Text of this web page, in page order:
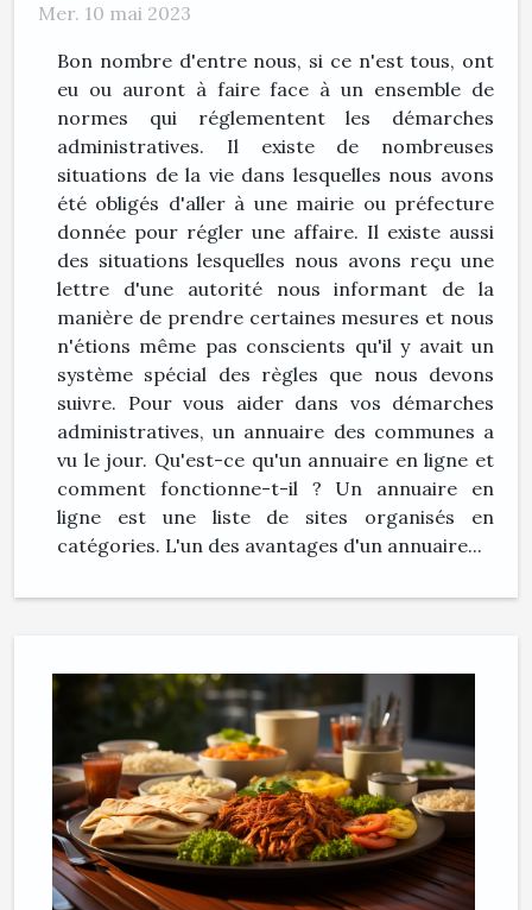
Mer. 10 mai 2023
Bon nombre d'entre nous, si ce n'est tous, ont
eu ou auront à faire face à un ensemble de
normes qui réglementent les démarches
administratives. Il existe de nombreuses
situations de la vie dans lesquelles nous avons
été obligés d'aller à une mairie ou préfecture
donnée pour régler une affaire. Il existe aussi
des situations lesquelles nous avons reçu une
lettre d'une autorité nous informant de la
manière de prendre certaines mesures et nous
n'étions même pas conscients qu'il y avait un
système spécial des règles que nous devons
suivre. Pour vous aider dans vos démarches
administratives, un annuaire des communes a
vu le jour. Qu'est-ce qu'un annuaire en ligne et
comment fonctionne-t-il ? Un annuaire en
ligne est une liste de sites organisés en
catégories. L'un des avantages d'un annuaire...